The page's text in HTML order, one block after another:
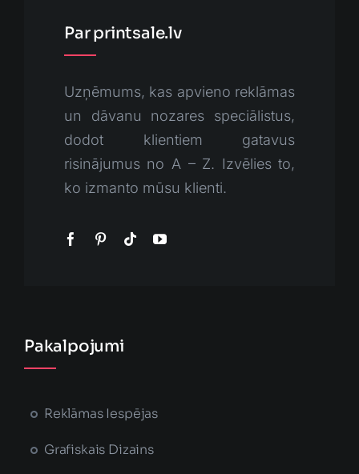
Par printsale.lv
Uzņēmums, kas apvieno reklāmas
un dāvanu nozares speciālistus,
dodot klientiem gatavus
risinājumus no A – Z. Izvēlies to,
ko izmanto mūsu klienti.
Pakalpojumi
Reklāmas Iespējas
Grafiskais Dizains